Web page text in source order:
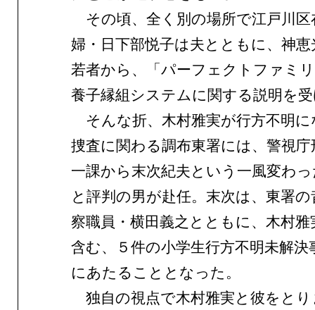
その頃、全く別の場所で江戸川区
婦・日下部悦子は夫とともに、神
若者から、「パーフェクトファミ
養子縁組システムに関する説明を
そんな折、木村雅実が行方不明に
捜査に関わる調布東署には、警視庁
一課から末次紀夫という一風変わ
と評判の男が赴任。末次は、東署
察職員・横田義之とともに、木村
含む、５件の小学生行方不明未解決
にあたることとなった。
独自の視点で木村雅実と彼をとり